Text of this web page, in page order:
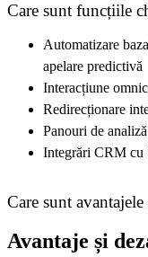
Care sunt funcțiile
Automatizare
apelare predictivă
Interacțiune
Redirecționare
Panouri de
Integrări CRM cu
Care sunt
Avantaje și